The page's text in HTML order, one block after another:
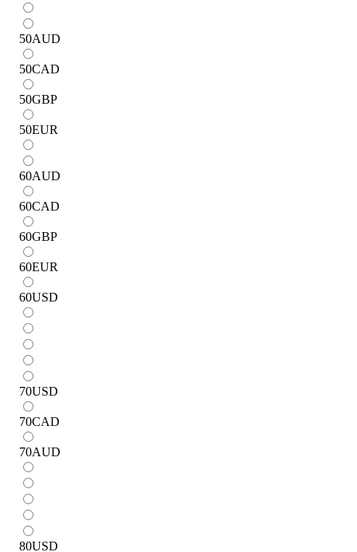
50AUD
50CAD
50GBP
50EUR
60AUD
60CAD
60GBP
60EUR
60USD
70USD
70CAD
70AUD
80USD